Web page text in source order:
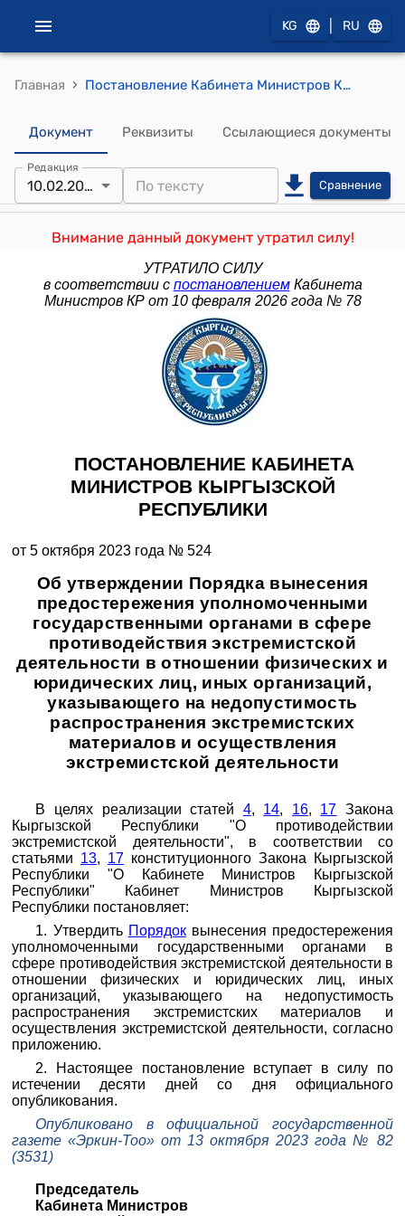
KG RU
Главная › Постановление Кабинета Министров Кыргызской Республики от 5 октября 2023 года № 524 "Об утверждении Порядка вынесения предостережения уполномоченными государственными органами в сфере противодействия экстремистской деятельности в отношении физических и юридических лиц, иных организаций, указывающего на недопустимость распространения экстремистских материалов и осуществления экстремистской деятельности"
Документ Реквизиты Ссылающиеся документы
Редакция
10.02.2026 Сравнение
Внимание данный документ утратил силу!